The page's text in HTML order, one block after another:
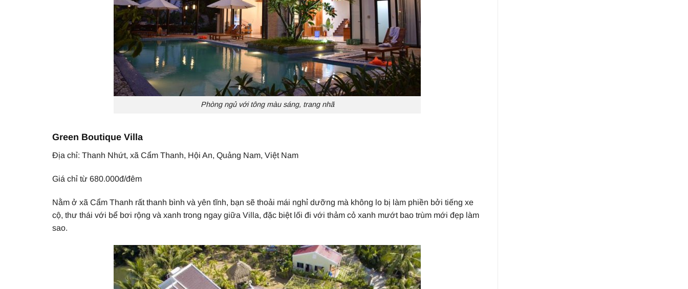
Phòng ngủ với tông màu sáng, trang nhã
Green Boutique Villa
Địa chỉ: Thanh Nhứt, xã Cẩm Thanh, Hội An, Quảng Nam, Việt Nam
Giá chỉ từ 680.000đ/đêm
Nằm ở xã Cẩm Thanh rất thanh bình và yên tĩnh, bạn sẽ thoải mái nghỉ dưỡng mà không lo bị làm phiền bởi tiếng xe
cộ, thư thái với bể bơi rộng và xanh trong ngay giữa Villa, đặc biệt lối đi với thảm cỏ xanh mướt bao trùm mới đẹp làm
sao.